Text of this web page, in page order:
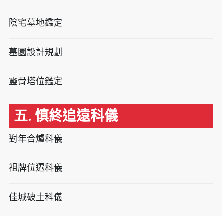
陰宅墓地鑑定
墓園設計規劃
靈骨塔位鑑定
五. 慎終追遠科儀
對年合爐科儀
祖牌位遷科儀
佳城破土科儀